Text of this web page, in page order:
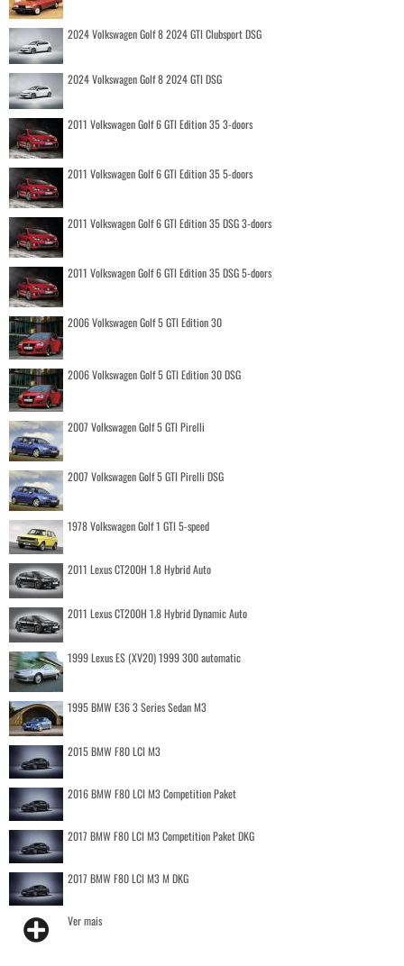
2024 Volkswagen Golf 8 2024 GTI Clubsport DSG
2024 Volkswagen Golf 8 2024 GTI DSG
2011 Volkswagen Golf 6 GTI Edition 35 3-doors
2011 Volkswagen Golf 6 GTI Edition 35 5-doors
2011 Volkswagen Golf 6 GTI Edition 35 DSG 3-doors
2011 Volkswagen Golf 6 GTI Edition 35 DSG 5-doors
2006 Volkswagen Golf 5 GTI Edition 30
2006 Volkswagen Golf 5 GTI Edition 30 DSG
2007 Volkswagen Golf 5 GTI Pirelli
2007 Volkswagen Golf 5 GTI Pirelli DSG
1978 Volkswagen Golf 1 GTI 5-speed
2011 Lexus CT200H 1.8 Hybrid Auto
2011 Lexus CT200H 1.8 Hybrid Dynamic Auto
1999 Lexus ES (XV20) 1999 300 automatic
1995 BMW E36 3 Series Sedan M3
2015 BMW F80 LCI M3
2016 BMW F80 LCI M3 Competition Paket
2017 BMW F80 LCI M3 Competition Paket DKG
2017 BMW F80 LCI M3 M DKG
Ver mais